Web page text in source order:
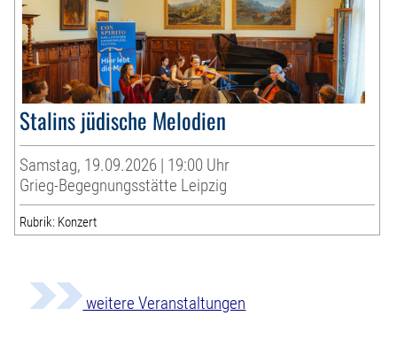
Stalins jüdische Melodien
Samstag, 19.09.2026 | 19:00 Uhr
Grieg-Begegnungsstätte Leipzig
Rubrik: Konzert
weitere Veranstaltungen